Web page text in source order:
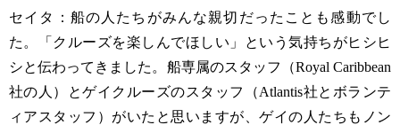
セイタ：船の人たちがみんな親切だったことも感動でし
た。「クルーズを楽しんでほしい」という気持ちがヒシヒ
シと伝わってきました。船専属のスタッフ（Royal Caribbean
社の人）とゲイクルーズのスタッフ（Atlantis社とボランテ
ィアスタッフ）がいたと思いますが、ゲイの人たちもノン